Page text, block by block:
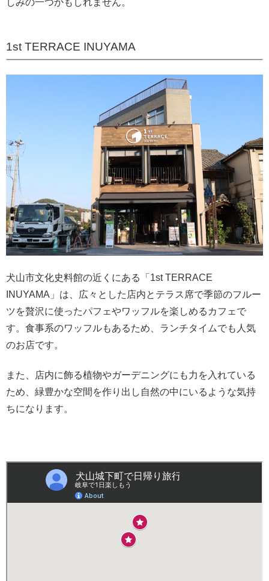
しみの一つかもしれません。
1st TERRACE INUYAMA
犬山市文化史料館の近くにある「1st TERRACE
INUYAMA」は、広々とした店内とテラス席で季節のフルー
ツを贅沢に使ったパフェやワッフルを楽しめるカフェで
す。食事系のワッフルもあるため、ランチタイムでも人気
のお店です。
また、店内に飾る植物やガーデニングにも力を入れている
ため、緑豊かな空間を作り出し自然の中にいるような気持
ちになります。